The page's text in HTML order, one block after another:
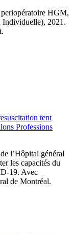
HGM,
Individuelle), 2021.
Professions
l’Hôpital général
les capacités du
19. Avec
de Montréal.